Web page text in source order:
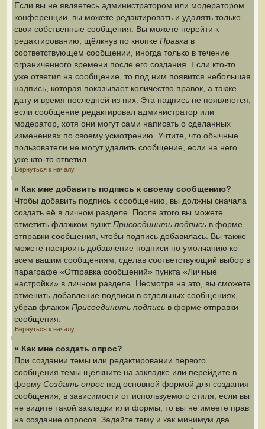
Если вы не являетесь администратором или модератором
конференции, вы можете редактировать и удалять только
свои собственные сообщения. Вы можете перейти к
редактированию, щёлкнув по кнопке Правка в
соответствующем сообщении, иногда только в течение
ограниченного времени после его создания. Если кто-то
уже ответил на сообщение, то под ним появится небольшая
надпись, которая показывает количество правок, а также
дату и время последней из них. Эта надпись не появляется,
если сообщение редактировал администратор или
модератор, хотя они могут сами написать о сделанных
изменениях по своему усмотрению. Учтите, что обычные
пользователи не могут удалить сообщение, если на него
уже кто-то ответил.
Вернуться к началу
» Как мне добавить подпись к своему сообщению?
Чтобы добавить подпись к сообщению, вы должны сначала
создать её в личном разделе. После этого вы можете
отметить флажком пунктПрисоединить подпись в форме
отправки сообщения, чтобы подпись добавилась. Вы также
можете настроить добавление подписи по умолчанию ко
всем вашим сообщениям, сделав соответствующий выбор в
параграфе «Отправка сообщений» пункта «Личные
настройки» в личном разделе. Несмотря на это, вы сможете
отменить добавление подписи в отдельных сообщениях,
убрав флажок Присоединить подпись в форме отправки
сообщения.
Вернуться к началу
» Как мне создать опрос?
При создании темы или редактировании первого
сообщения темы щёлкните на закладке или перейдите в
форму Создать опрос под основной формой для создания
сообщения, в зависимости от используемого стиля; если вы
не видите такой закладки или формы, то вы не имеете прав
на создание опросов. Задайте тему и как минимум два